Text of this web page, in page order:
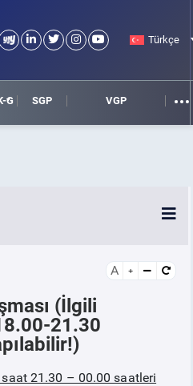
Türkçe
G SGP VGP
A
(İlgili
21.30
21.30 – 00.00 saatleri